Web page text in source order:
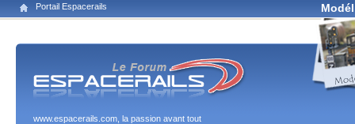
Portail Espacerails
www.espacerails.com, la passion avant tout